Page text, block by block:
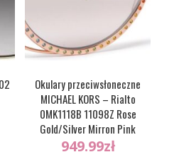
Okulary przeciwsłoneczne
MICHAEL KORS – Rialto
0MK1118B 11098Z Rose
Gold/Silver Mirron Pink
Gradient
949.99zł